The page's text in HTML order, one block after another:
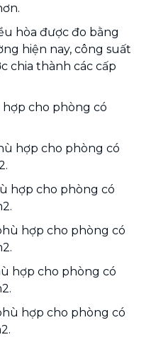
hòa được đo bằng
hiện nay, công suất
chia thành các cấp
hợp cho phòng có
hợp cho phòng có
hợp cho phòng có
hợp cho phòng có
hợp cho phòng có
hợp cho phòng có